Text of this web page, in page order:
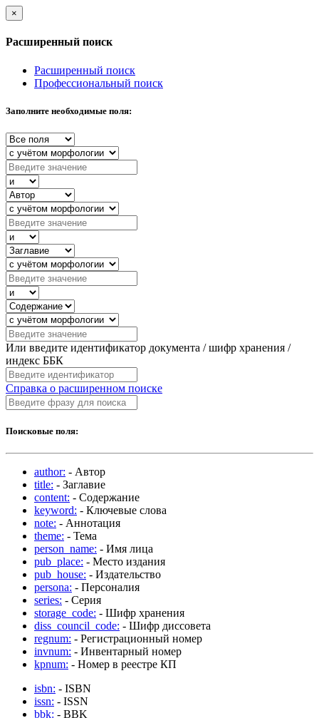
×
Расширенный поиск
Расширенный поиск
Профессиональный поиск
Заполните необходимые поля:
Или введите идентификатор документа / шифр хранения /
индекс ББК
Справка о расширенном поиске
Поисковые поля:
author: - Автор
title: - Заглавие
content: - Содержание
keyword: - Ключевые слова
note: - Аннотация
theme: - Тема
person_name: - Имя лица
pub_place: - Место издания
pub_house: - Издательство
persona: - Персоналия
series: - Серия
storage_code: - Шифр хранения
diss_council_code: - Шифр диссовета
regnum: - Регистрационный номер
invnum: - Инвентарный номер
kpnum: - Номер в реестре КП
isbn: - ISBN
issn: - ISSN
bbk: - BBK